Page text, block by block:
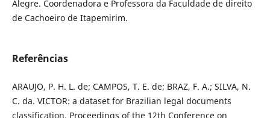
Alegre. Coordenadora e Professora da Faculdade de direito
de Cachoeiro de Itapemirim.
Referências
ARAUJO, P. H. L. de; CAMPOS, T. E. de; BRAZ, F. A.; SILVA, N.
C. da. VICTOR: a dataset for Brazilian legal documents
classification. Proceedings of the 12th Conference on